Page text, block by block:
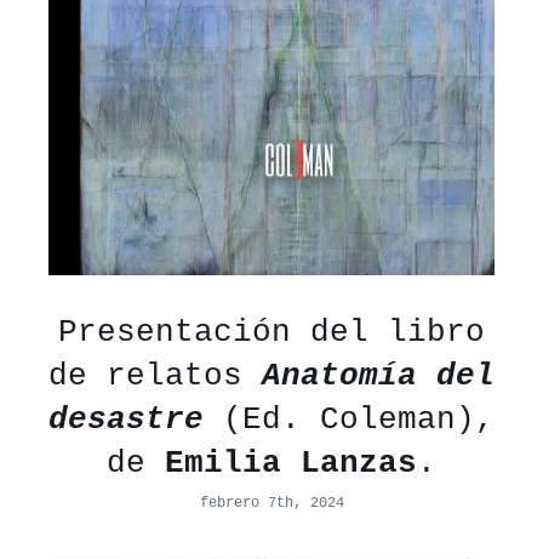
Presentación del libro
de relatosAnatomía del
desastre (Ed. Coleman),
de Emilia Lanzas .
febrero 7th, 2024